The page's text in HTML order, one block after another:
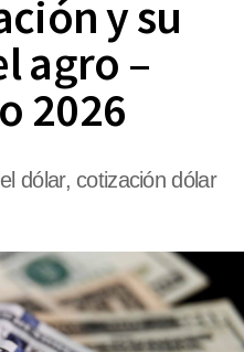
y su
agro –
2026
dólar, cotización dólar